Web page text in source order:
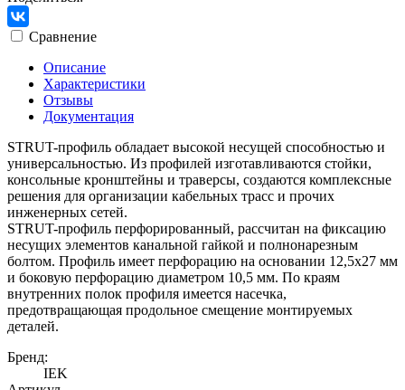
Сравнение
Описание
Характеристики
Отзывы
Документация
STRUT-профиль обладает высокой несущей способностью и
универсальностью. Из профилей изготавливаются стойки,
консольные кронштейны и траверсы, создаются комплексные
решения для организации кабельных трасс и прочих
инженерных сетей.
STRUT-профиль перфорированный, рассчитан на фиксацию
несущих элементов канальной гайкой и полнонарезным
болтом. Профиль имеет перфорацию на основании 12,5х27 мм
и боковую перфорацию диаметром 10,5 мм. По краям
внутренних полок профиля имеется насечка,
предотвращающая продольное смещение монтируемых
деталей.
Бренд:
IEK